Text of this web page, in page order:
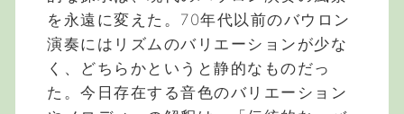
を永遠に変えた。70年代以前のバウロン
演奏にはリズムのバリエーションが少な
く、どちらかというと静的なものだっ
た。今日存在する音色のバリエーション